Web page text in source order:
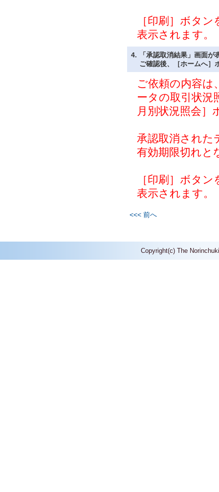
［印刷］ボタ
表示されます。
4.
「承認取消結果」画面が
ご確認後、［ホームへ］
ご依頼の内容は
ータの取引状況
月別状況照会
承認取消された
有効期限切れと
［印刷］ボタ
表示されます。
<<< 前へ
Copyright(c) The